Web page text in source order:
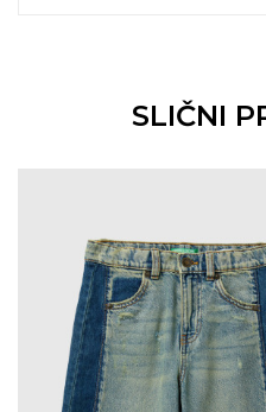
SLIČNI